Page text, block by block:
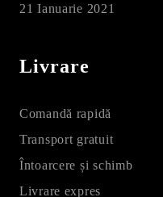
21 Ianuarie 2021
Livrare
Comandă rapidă
Transport gratuit
Întoarcere și schimb
Livrare expres